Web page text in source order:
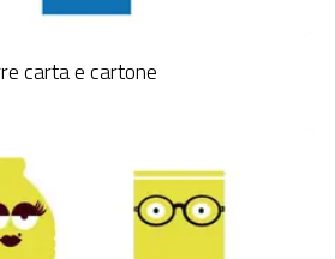
carta e cartone